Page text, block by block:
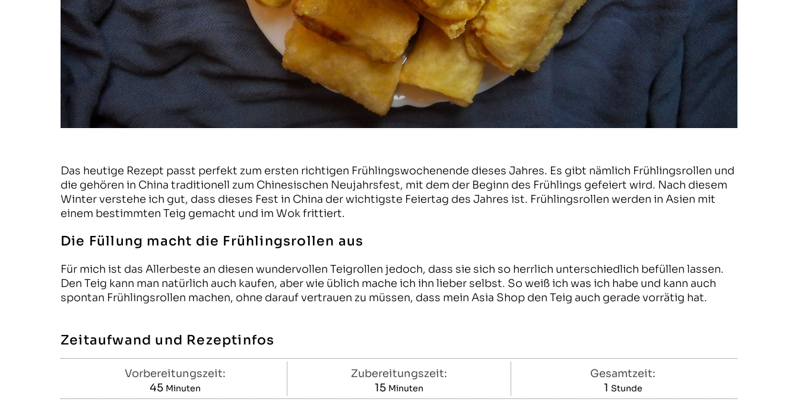
Das heutige Rezept passt perfekt zum ersten richtigen Frühlingswochenende dieses Jahres. Es gibt nämlich Frühlingsrollen und
die gehören in China traditionell zum Chinesischen Neujahrsfest, mit dem der Beginn des Frühlings gefeiert wird. Nach diesem
Winter verstehe ich gut, dass dieses Fest in China der wichtigste Feiertag des Jahres ist. Frühlingsrollen werden in Asien mit
einem bestimmten Teig gemacht und im Wok frittiert.
Die Füllung macht die Frühlingsrollen aus
Für mich ist das Allerbeste an diesen wundervollen Teigrollen jedoch, dass sie sich so herrlich unterschiedlich befüllen lassen.
Den Teig kann man natürlich auch kaufen, aber wie üblich mache ich ihn lieber selbst. So weiß ich was ich habe und kann auch
spontan Frühlingsrollen machen, ohne darauf vertrauen zu müssen, dass mein Asia Shop den Teig auch gerade vorrätig hat.
Zeitaufwand und Rezeptinfos
Vorbereitungszeit:
45Minuten
Minuten
Zubereitungszeit:
15Minuten
Minuten
Gesamtzeit:
1 Stunde
Stunde